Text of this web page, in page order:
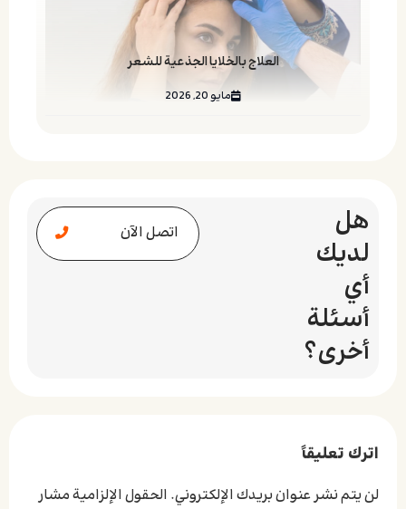
العلاج بالخلايا الجذعية للشعر
مايو 20, 2026
اتصل الآن
هل
لديك
أي
أسئلة
أخرى؟
اترك تعليقاً
لن يتم نشر عنوان بريدك الإلكتروني. الحقول الإلزامية مشار